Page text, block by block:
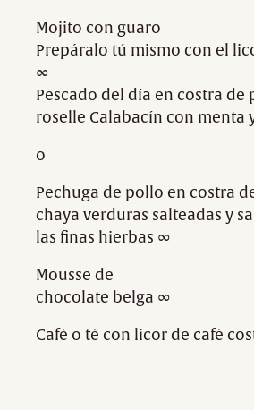
Mojito con guaro
Prepáralo tú mismo con el
∞
Pescado del día en costra de
roselle Calabacín con menta
o
Pechuga de pollo en costra
chaya verduras salteadas y
las finas hierbas ∞
Mousse de
chocolate belga ∞
Café o té con licor de café